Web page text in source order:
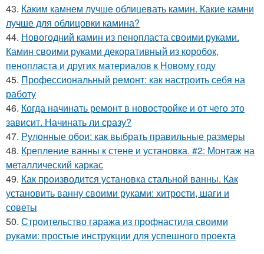
43. Каким камнем лучше облицевать камин. Какие камни
лучше для облицовки камина?
44. Новогодний камин из пенопласта своими руками.
Камин своими руками декоративный из коробок,
пенопласта и других материалов к Новому году
45. Профессиональный ремонт: как настроить себя на
работу
46. Когда начинать ремонт в новостройке и от чего это
зависит. Начинать ли сразу?
47. Рулонные обои: как выбрать правильные размеры
48. Крепление ванны к стене и установка. #2: Монтаж на
металлический каркас
49. Как производится установка стальной ванны. Как
установить ванну своими руками: хитрости, шаги и
советы
50. Строительство гаража из профнастила своими
руками: простые инструкции для успешного проекта